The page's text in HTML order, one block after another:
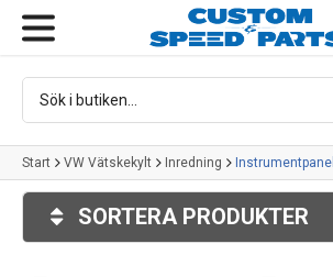
Start VW Vätskekylt Inredning Instrumentpanel
SORTERA PRODUKTER